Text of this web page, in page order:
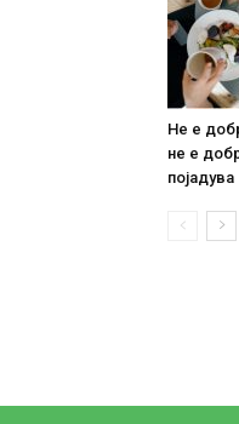
Не е
не е
појадува